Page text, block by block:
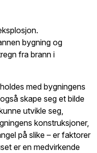
bygning og
fra brann i
med bygningens
skape seg et bilde
utvikle seg,
konstruksjoner,
på slike – er faktorer
er en medvirkende